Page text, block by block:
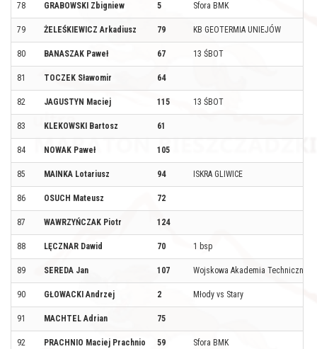
78 GRABOWSKI Zbigniew 5 Sfora BMK
79 ŻELEŚKIEWICZ Arkadiusz 79 KB GEOTERMIA UNIEJÓW
80 BANASZAK Paweł 67 13 ŚBOT
81 TOCZEK Sławomir 64
82 JAGUSTYN Maciej 115 13 ŚBOT
83 KLEKOWSKI Bartosz 61
84 NOWAK Paweł 105
85 MAINKA Lotariusz 94 ISKRA GLIWICE
86 OSUCH Mateusz 72
87 WAWRZYŃCZAK Piotr 124
88 LĘCZNAR Dawid 70 1 bsp
89 SEREDA Jan 107 Wojskowa Akademia Techniczna
90 GŁOWACKI Andrzej 2 Młody vs Stary
91 MACHTEL Adrian 75
92 PRACHNIO Maciej Prachnio 59 Sfora BMK